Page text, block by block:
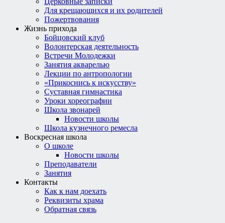
Для крещающихся и их родителей
Пожертвования
Жизнь прихода
Бойцовский клуб
Волонтерская деятельность
Встречи Молодежки
Занятия акварелью
Лекции по антропологии
«Прикоснись к искусству»
Суставная гимнастика
Уроки хореографии
Школа звонарей
Новости школы
Школа кузнечного ремесла
Воскресная школа
О школе
Новости школы
Преподаватели
Занятия
Контакты
Как к нам доехать
Реквизиты храма
Обратная связь